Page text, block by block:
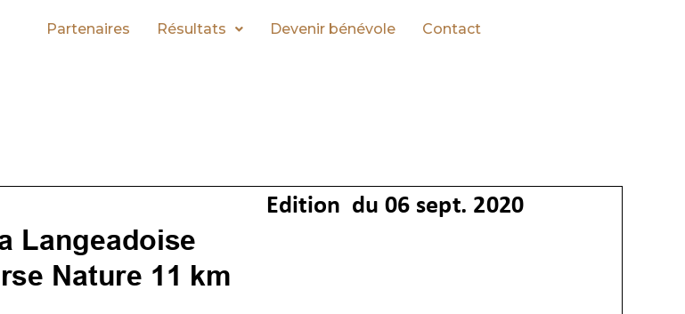
Partenaires Résultats Devenir bénévole Contact